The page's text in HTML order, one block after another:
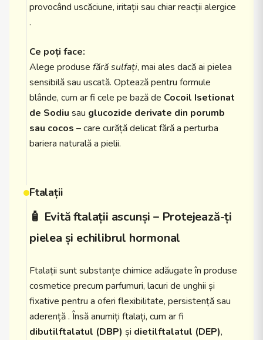
provocând uscăciune, iritații sau chiar reacții alergice
.
Ce poți face:
Alege produse fără sulfați, mai ales dacă ai pielea
sensibilă sau uscată. Optează pentru formule
blânde, cum ar fi cele pe bază de Cocoil Isetionat
de Sodiu sau glucozide derivate din porumb
sau cocos – care curăță delicat fără a perturba
bariera naturală a pielii.
Ftalații
🧴 Evită ftalații ascunși – Protejează-ți
pielea și echilibrul hormonal
Ftalații sunt substanțe chimice adăugate în produse
cosmetice precum parfumuri, lacuri de unghii și
fixative pentru a oferi flexibilitate, persistență sau
aderență . Însă anumiți ftalați, cum ar fi
dibutilftalatul (DBP) și dietilftalatul (DEP),